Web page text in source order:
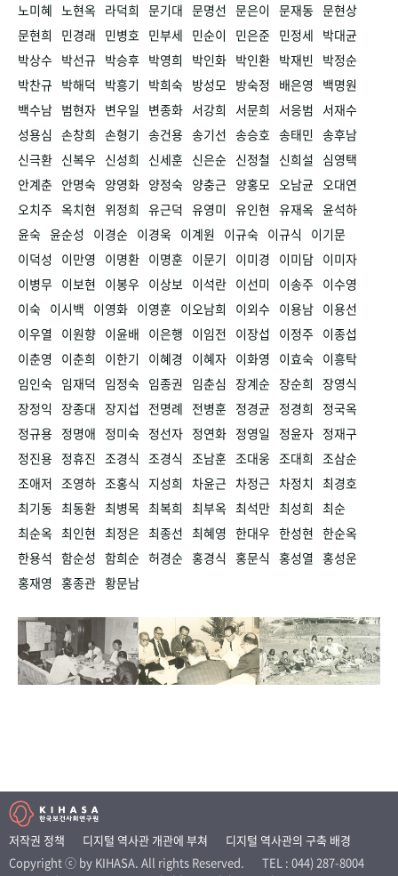
노미혜 노현옥 라덕희 문기대 문명선 문은이 문재동 문현상
문현희
민경래 민병호 민부세 민순이 민은준 민정세 박대균
박상수 박선규 박승후 박영희 박인화 박인환 박재빈
박정순
박찬규 박해덕 박흥기 박희숙 방성모 방숙정 배은영
백명원
백수남 범현자 변우일 변종화 서강희 서문희 서응범
서재수
성용심 손창희 손형기 송건용 송기선 송승호 송태민 송후남
신극환 신복우 신성희 신세훈 신은순 신정철 신희설
심영택
안계춘 안명숙 양영화 양정숙 양충근 양홍모 오남균 오대연
오치주 옥치현 위정희 유근덕 유영미 유인현 유재옥 윤석하
윤숙 윤순성 이경순 이경욱 이계원 이규숙 이규식
이기문
이덕성
이만영 이명환 이명훈 이문기 이미경 이미담 이미자
이병무 이보현 이봉우 이상보 이석란 이선미 이송주 이수영
이숙 이시백 이영화 이영훈 이오남희 이외수 이용남 이용선
이우열
이원향 이윤배 이은행 이임전 이장섭 이정주 이종섭
이춘영
이춘희 이한기 이혜경 이혜자 이화영 이효숙 이흥탁
임인숙 임재덕 임정숙 임종권 임춘심 장계순 장순희 장영식
장정익 장종대 장지섭 전명례 전병훈 정경균 정경희
정국옥
정규용 정명애 정미숙 정선자 정연화 정영일 정윤자 정재구
정진용 정휴진 조경식 조경식 조남훈 조대웅 조대희 조삼순
조애저 조영하 조홍식 지성희 차윤근 차정근 차정치 최경호
최기동 최동환 최병목 최복희 최부옥 최석만 최성희 최순
최순옥 최인현 최정은 최종선 최혜영 한대우 한성현 한순옥
한용석 함순성 함희순 허경순 홍경식 홍문식 홍성열 홍성운
홍재영 홍종관 황문남
저작권 정책 디지털 역사관 개관에 부쳐
디지털 역사관의 구축 배경
Copyright ⓒ by KIHASA. All rights Reserved.
TEL : 044) 287-8004